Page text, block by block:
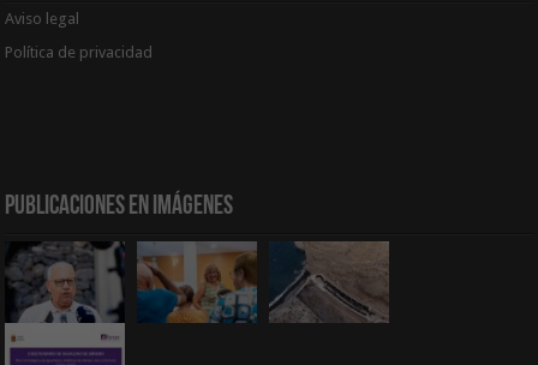
Aviso legal
Política de privacidad
Publicaciones en Imágenes